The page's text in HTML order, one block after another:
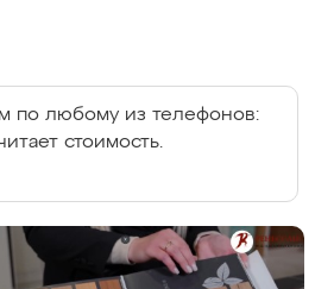
по любому из телефонов:
стоимость.